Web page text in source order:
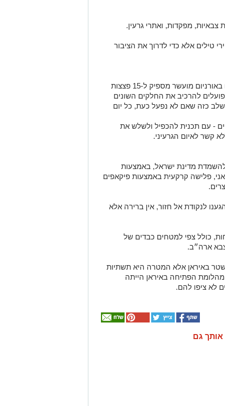
מפקדות, ואתרי גרעין.
טילים אלא כדי לדרוך את הציבור
1. האיראנים דוהרים להדק גרעיני, מחזיקים באורניום מועשר מספיק ל-15 פצצות
להרכיב את החלקים השונים
כזה שאם לא נפעל כעת, כל יום
- עם תכנית להכפיל ולשלש את
קשר לאיום הגרעיני.
להשמדת מדינת ישראל, באמצעות
פלישה קרקעית באמצעות פיקאפים
לנקודת אל חזור, אין ברירה אלא
כולל צפי למטחים כבדים של
ארה״ב.
באיראן אלא המטרה היא תשתיות
מהלומת הפתיחה באיראן הייתה
לא ציפו להם.
אותך גם